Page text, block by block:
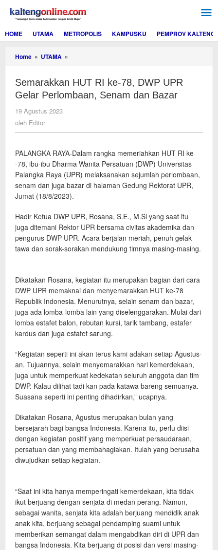
konten
HOME
UTAMA METROPOLIS KAMPUSKU PEMPROV KALTENG
Home » UTAMA »
HUT
ke-
78,
DWP
Senam
Bazar
Semarakkan HUT RI ke-78, DWP UPR
Gelar Perlombaan, Senam dan Bazar
19 Agustus 2023
oleh Editor
PALANGKA RAYA-Dalam rangka memeriahkan HUT RI ke
-78, ibu-ibu Dharma Wanita Persatuan (DWP) Universitas
Palangka Raya (UPR) melaksanakan sejumlah perlombaan,
senam dan juga bazar di halaman Gedung Rektorat UPR,
Jumat (18/8/2023).
Hadir Ketua DWP UPR, Rosana, S.E., M.Si yang saat itu
juga ditemani Rektor UPR bersama civitas akademika dan
pengurus DWP UPR. Acara berjalan meriah, penuh gelak
tawa dan sorak-sorakan mendukung timnya masing-masing.
Dikatakan Rosana, kegiatan itu merupakan bagian dari cara
DWP UPR memaknai dan menyemarakkan HUT ke-78
Republik Indonesia. Menurutnya, selain senam dan bazar,
juga ada lomba-lomba lain yang diselenggarakan. Mulai dari
lomba estafet balon, rebutan kursi, tarik tambang, estafer
kardus dan juga estafet sarung.
“Kegiatan seperti ini akan terus kami adakan setiap Agustus-
an. Tujuannya, selain menyemarakkan hari kemerdekaan,
juga untuk memperkuat kedekatan seluruh anggota dan tim
DWP. Kalau dilihat tadi kan pada katawa bareng semuanya.
Suasana seperti ini penting dihadirkan,” ucapnya.
Dikatakan Rosana, Agustus merupakan bulan yang
bersejarah bagi bangsa Indonesia. Karena itu, perlu diisi
dengan kegiatan positif yang memperkuat persaudaraan,
persatuan dan yang membahagiakan. Itulah yang berusaha
diwujudkan setiap kegiatan.
“Saat ini kita hanya memperingati kemerdekaan, kita tidak
ikut berjuang dengan senjata di medan perang. Namun,
sebagai wanita, senjata kita adalah berjuang mendidik anak
anak kita, berjuang sebagai pendamping suami untuk
memberikan semangat dalam mengabdikan diri di UPR dan
bangsa Indonesia. Kita berjuang di posisi dan versi masing-